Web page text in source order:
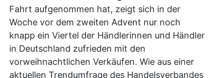
Fahrt aufgenommen hat, zeigt sich in der
Woche vor dem zweiten Advent nur noch
knapp ein Viertel der Händlerinnen und Händler
in Deutschland zufrieden mit den
vorweihnachtlichen Verkäufen. Wie aus einer
aktuellen Trendumfrage des Handelsverbandes